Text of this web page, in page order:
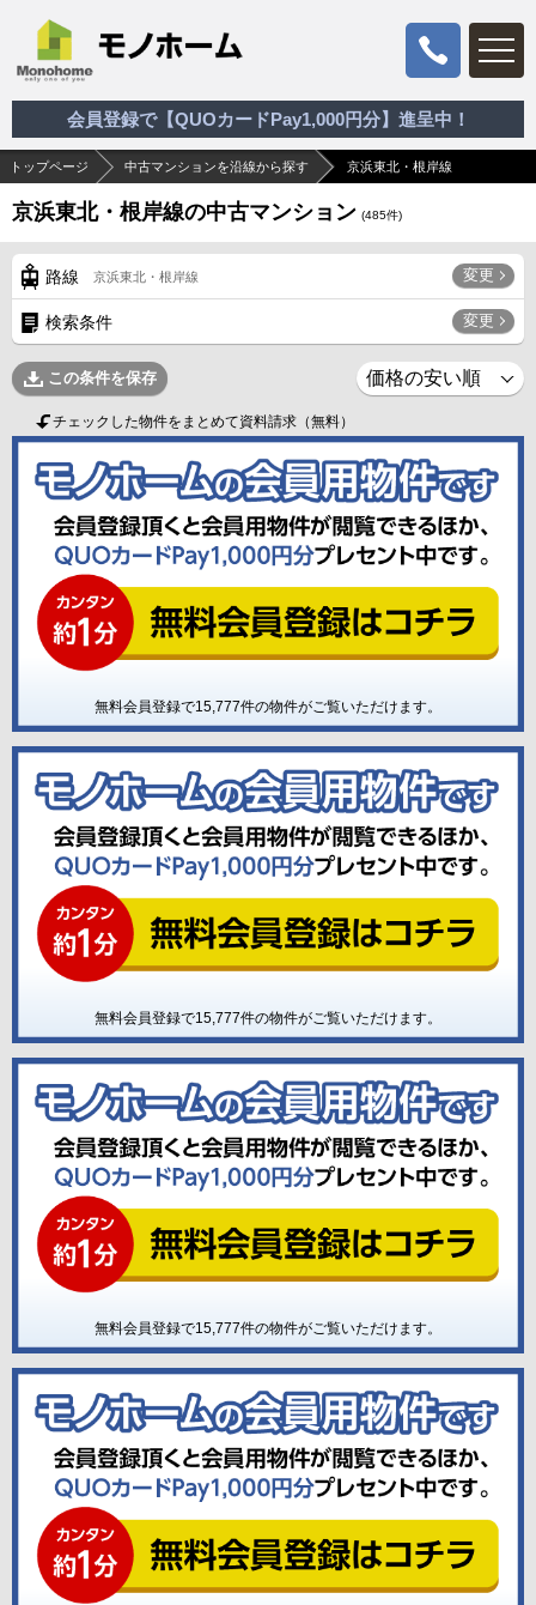
会員登録で【QUOカードPay1,000円分】進呈中！
トップページ 中古マンションを沿線から探す 京浜東北・根岸線
京浜東北・根岸線の中古マンション (485件)
路線 京浜東北・根岸線 変更
検索条件 変更
この条件を保存
チェックした物件をまとめて資料請求（無料）
無料会員登録で15,777件の物件がご覧いただけます。
無料会員登録で15,777件の物件がご覧いただけます。
無料会員登録で15,777件の物件がご覧いただけます。